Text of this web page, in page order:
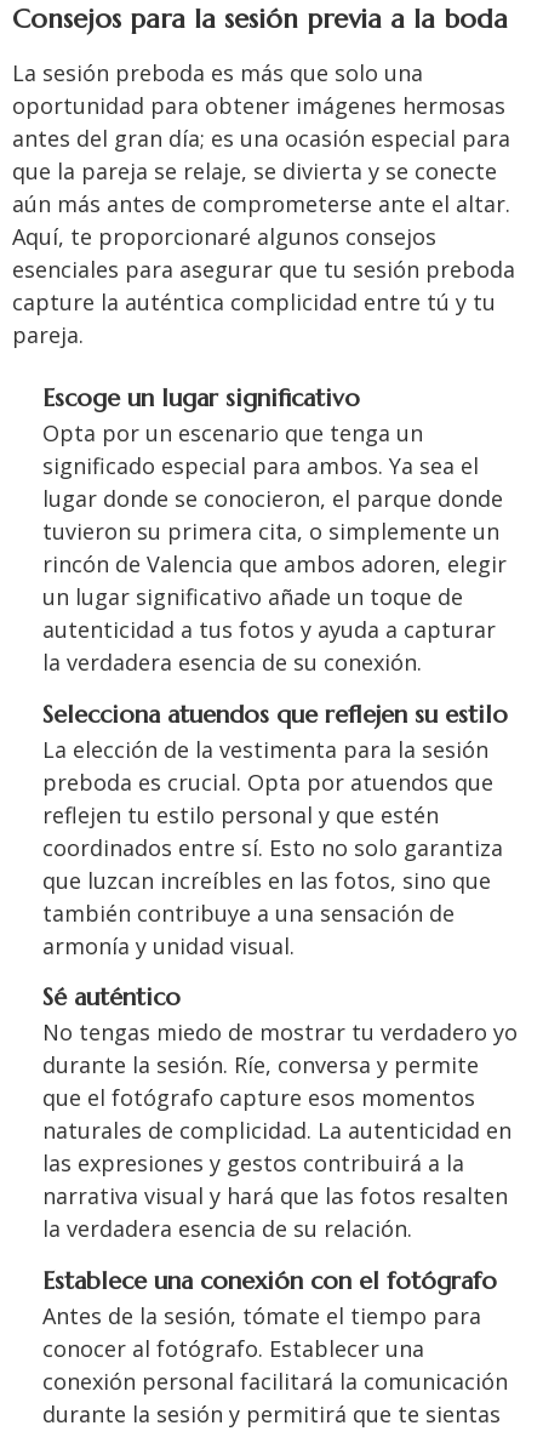
Consejos para la sesión previa a la boda
La sesión preboda es más que solo una
oportunidad para obtener imágenes hermosas
antes del gran día; es una ocasión especial para
que la pareja se relaje, se divierta y se conecte
aún más antes de comprometerse ante el altar.
Aquí, te proporcionaré algunos consejos
esenciales para asegurar que tu sesión preboda
capture la auténtica complicidad entre tú y tu
pareja.
Escoge un lugar significativo
Opta por un escenario que tenga un
significado especial para ambos. Ya sea el
lugar donde se conocieron, el parque donde
tuvieron su primera cita, o simplemente un
rincón de Valencia que ambos adoren, elegir
un lugar significativo añade un toque de
autenticidad a tus fotos y ayuda a capturar
la verdadera esencia de su conexión.
Selecciona atuendos que reflejen su estilo
La elección de la vestimenta para la sesión
preboda es crucial. Opta por atuendos que
reflejen tu estilo personal y que estén
coordinados entre sí. Esto no solo garantiza
que luzcan increíbles en las fotos, sino que
también contribuye a una sensación de
armonía y unidad visual.
Sé auténtico
No tengas miedo de mostrar tu verdadero yo
durante la sesión. Ríe, conversa y permite
que el fotógrafo capture esos momentos
naturales de complicidad. La autenticidad en
las expresiones y gestos contribuirá a la
narrativa visual y hará que las fotos resalten
la verdadera esencia de su relación.
Establece una conexión con el fotógrafo
Antes de la sesión, tómate el tiempo para
conocer al fotógrafo. Establecer una
conexión personal facilitará la comunicación
durante la sesión y permitirá que te sientas